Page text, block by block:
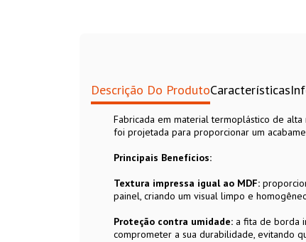
Descrição Do ProdutoCaracterísticas
Fabricada em material termoplástico de alta
foi projetada para proporcionar um
Principais Benefícios:
Textura impressa igual ao MDF:
painel, criando um visual limpo e
Proteção contra umidade: a fita de borda
comprometer a sua durabilidade, evitando